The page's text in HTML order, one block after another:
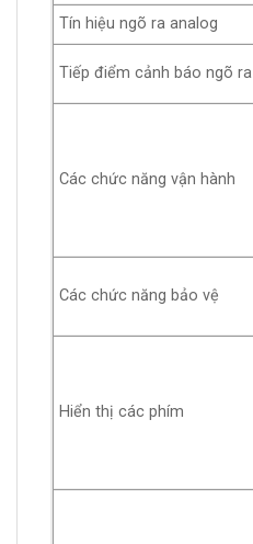
Tín hiệu ngõ ra analog
Tiếp điểm cảnh báo ngõ ra
Các chức năng vận hành
Các chức năng bảo vệ
Hiển thị các phím